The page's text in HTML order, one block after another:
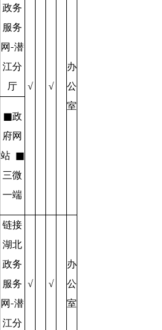
政务
服务
网-潜
江分
厅
√ √
办
公
室
■政
府网
站 ■
三微
一端
链接
湖北
政务
服务
网-潜
江分
√ √
办
公
室